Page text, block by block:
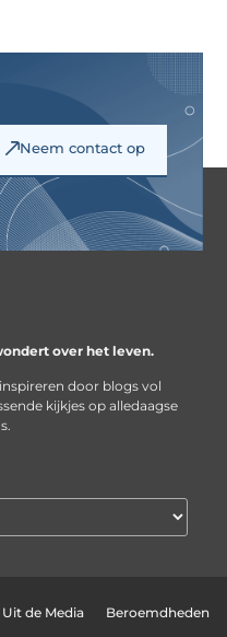
Neem contact op
over het leven.
door blogs vol
kijkjes op alledaagse
Uit de Media Beroemdheden